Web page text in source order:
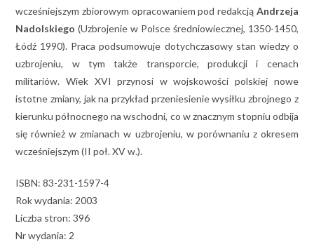
wcześniejszym zbiorowym opracowaniem pod redakcją Andrzeja
Nadolskiego (Uzbrojenie w Polsce średniowiecznej, 1350-1450,
Łódź 1990). Praca podsumowuje dotychczasowy stan wiedzy o
uzbrojeniu, w tym także transporcie, produkcji i cenach
militariów. Wiek XVI przynosi w wojskowości polskiej nowe
istotne zmiany, jak na przykład przeniesienie wysiłku zbrojnego z
kierunku północnego na wschodni, co w znacznym stopniu odbija
się również w zmianach w uzbrojeniu, w porównaniu z okresem
wcześniejszym (II poł. XV w.).
ISBN: 83-231-1597-4
Rok wydania: 2003
Liczba stron: 396
Nr wydania: 2